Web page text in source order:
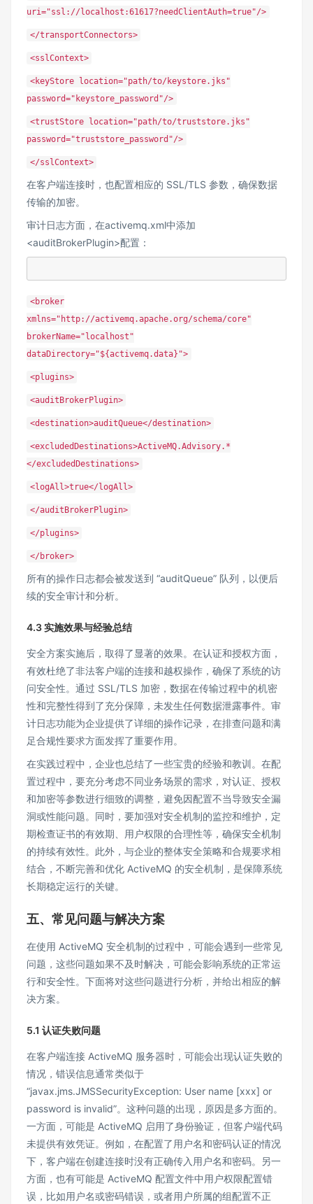
uri="ssl://localhost:61617?needClientAuth=true"/>
</transportConnectors>
<sslContext>
<keyStore location="path/to/keystore.jks"
password="keystore_password"/>
<trustStore location="path/to/truststore.jks"
password="truststore_password"/>
</sslContext>
在客户端连接时，也配置相应的 SSL/TLS 参数，确保数据
传输的加密。
审计日志方面，在activemq.xml中添加
<auditBrokerPlugin>配置：
<broker
xmlns="http://activemq.apache.org/schema/core"
brokerName="localhost"
dataDirectory="${activemq.data}">
<plugins>
<auditBrokerPlugin>
<destination>auditQueue</destination>
<excludedDestinations>ActiveMQ.Advisory.*
</excludedDestinations>
<logAll>true</logAll>
</auditBrokerPlugin>
</plugins>
</broker>
所有的操作日志都会被发送到 “auditQueue” 队列，以便后
续的安全审计和分析。
4.3 实施效果与经验总结
安全方案实施后，取得了显著的效果。在认证和授权方面，
有效杜绝了非法客户端的连接和越权操作，确保了系统的访
问安全性。通过 SSL/TLS 加密，数据在传输过程中的机密
性和完整性得到了充分保障，未发生任何数据泄露事件。审
计日志功能为企业提供了详细的操作记录，在排查问题和满
足合规性要求方面发挥了重要作用。
在实践过程中，企业也总结了一些宝贵的经验和教训。在配
置过程中，要充分考虑不同业务场景的需求，对认证、授权
和加密等参数进行细致的调整，避免因配置不当导致安全漏
洞或性能问题。同时，要加强对安全机制的监控和维护，定
期检查证书的有效期、用户权限的合理性等，确保安全机制
的持续有效性。此外，与企业的整体安全策略和合规要求相
结合，不断完善和优化 ActiveMQ 的安全机制，是保障系统
长期稳定运行的关键。
五、常见问题与解决方案
在使用 ActiveMQ 安全机制的过程中，可能会遇到一些常见
问题，这些问题如果不及时解决，可能会影响系统的正常运
行和安全性。下面将对这些问题进行分析，并给出相应的解
决方案。
5.1 认证失败问题
在客户端连接 ActiveMQ 服务器时，可能会出现认证失败的
情况，错误信息通常类似于
“javax.jms.JMSSecurityException: User name [xxx] or
password is invalid”。这种问题的出现，原因是多方面的。
一方面，可能是 ActiveMQ 启用了身份验证，但客户端代码
未提供有效凭证。例如，在配置了用户名和密码认证的情况
下，客户端在创建连接时没有正确传入用户名和密码。另一
方面，也有可能是 ActiveMQ 配置文件中用户权限配置错
误，比如用户名或密码错误，或者用户所属的组配置不正